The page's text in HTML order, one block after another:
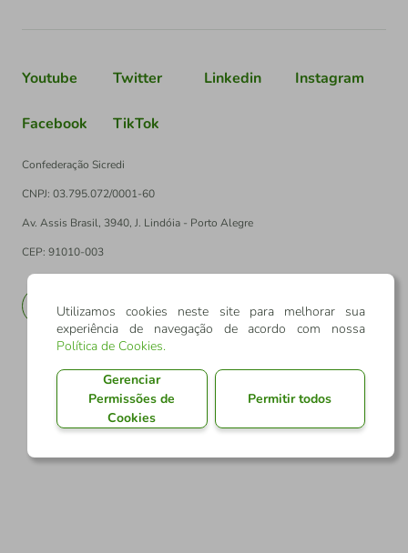
Youtube Twitter Linkedin Instagram
Facebook TikTok
Confederação Sicredi
CNPJ: 03.795.072/0001-60
Av. Assis Brasil, 3940, J. Lindóia - Porto Alegre
CEP: 91010-003
EN
Utilizamos cookies neste site para melhorar sua
experiência de navegação de acordo com nossa
Política de Cookies.
Gerenciar
Permissões de
Cookies
Permitir todos